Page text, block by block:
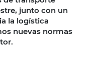
junto con un
la logística
nuevas normas